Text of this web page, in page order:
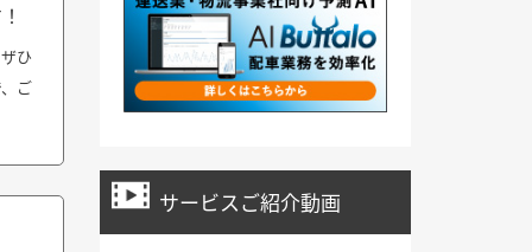
ひ
ご
サービスご紹介動画